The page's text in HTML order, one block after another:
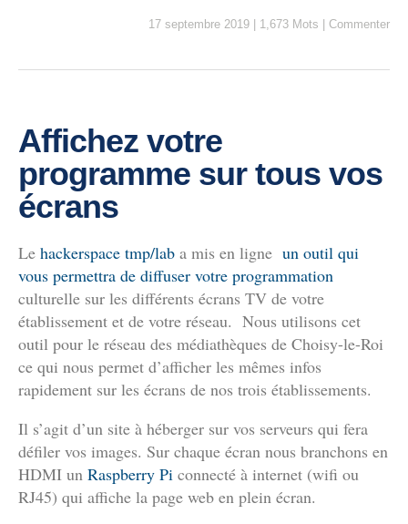
17 septembre 2019 1,673 Mots Commenter
Affichez votre
programme sur tous vos
écrans
Le hackerspace tmp/lab a mis en ligne un outil qui
vous permettra de diffuser votre programmation
culturelle sur les différents écrans TV de votre
établissement et de votre réseau. Nous utilisons cet
outil pour le réseau des médiathèques de Choisy-le-Roi
ce qui nous permet d’afficher les mêmes infos
rapidement sur les écrans de nos trois établissements.
Il s’agit d’un site à héberger sur vos serveurs qui fera
défiler vos images. Sur chaque écran nous branchons en
HDMI un Raspberry Pi connecté à internet (wifi ou
RJ45) qui affiche la page web en plein écran.